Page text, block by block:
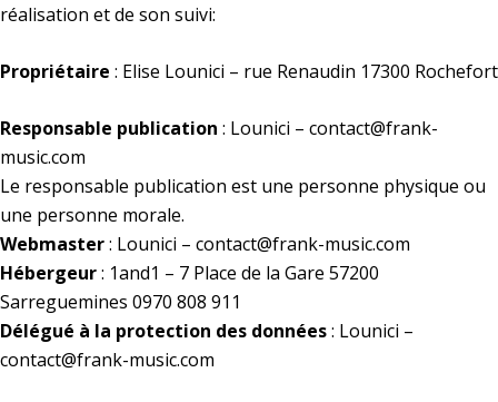
réalisation et de son suivi:
Propriétaire : Elise Lounici – rue Renaudin 17300 Rochefort
Responsable publication : Lounici – contact@frank-
music.com
Le responsable publication est une personne physique ou
une personne morale.
Webmaster: Lounici – contact@frank-music.com
Hébergeur: 1and1 – 7 Place de la Gare 57200
Sarreguemines 0970 808 911
Délégué à la protection des données: Lounici –
contact@frank-music.com